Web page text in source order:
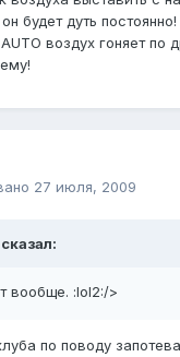
будет дуть
воздух гоняет по
27 июля, 2009
вообще. :lol2:/>
по поводу